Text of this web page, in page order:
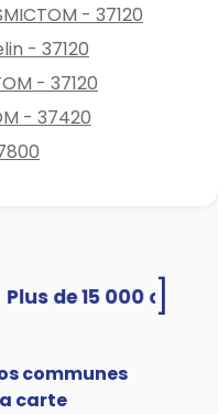
- 37120
- 37120
- 37120
- 37420
communes
carte